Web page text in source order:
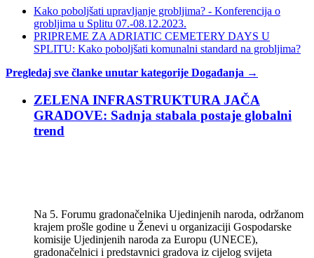
Kako poboljšati upravljanje grobljima? - Konferencija o
grobljima u Splitu 07.-08.12.2023.
PRIPREME ZA ADRIATIC CEMETERY DAYS U
SPLITU: Kako poboljšati komunalni standard na grobljima?
Pregledaj sve članke unutar kategorije Događanja →
ZELENA INFRASTRUKTURA JAČA
GRADOVE: Sadnja stabala postaje globalni
trend
Na 5. Forumu gradonačelnika Ujedinjenih naroda, održanom
krajem prošle godine u Ženevi u organizaciji Gospodarske
komisije Ujedinjenih naroda za Europu (UNECE),
gradonačelnici i predstavnici gradova iz cijelog svijeta